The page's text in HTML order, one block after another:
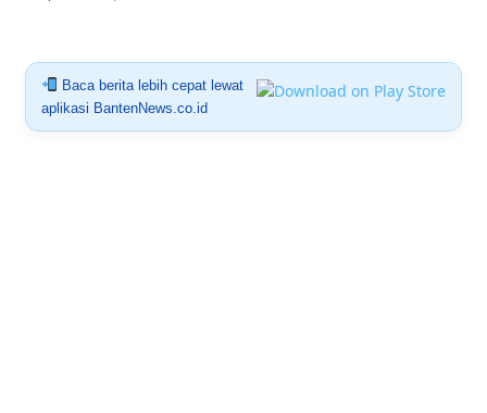
Baca berita lebih cepat lewat
aplikasi BantenNews.co.id